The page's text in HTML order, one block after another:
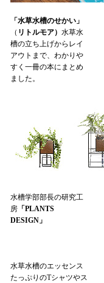
「水草水槽のせかい」
（ リトルモア） 水草水
槽の立ち上げからレイ
アウトまで、わかりや
すく一冊の本にまとめ
ました。
水槽学部部長の研究工
房「PLANTS
DESIGN」
水草水槽のエッセンス
たっぷりのTシャツやス